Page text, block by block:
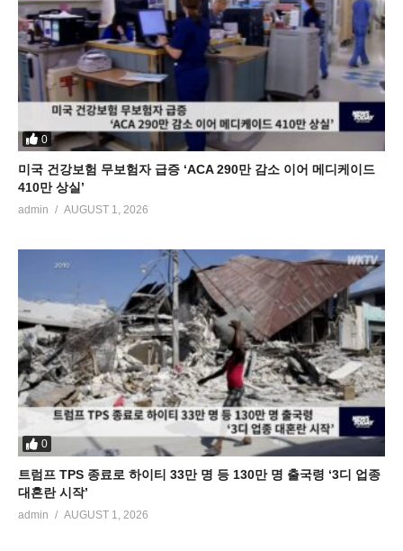
0
미국 건강보험 무보험자 급증 ‘ACA 290만 감소 이어 메디케이드
410만 상실’
admin AUGUST 1, 2026
0
트럼프 TPS 종료로 하이티 33만 명 등 130만 명 출국령 ‘3디 업종
대혼란 시작’
admin AUGUST 1, 2026